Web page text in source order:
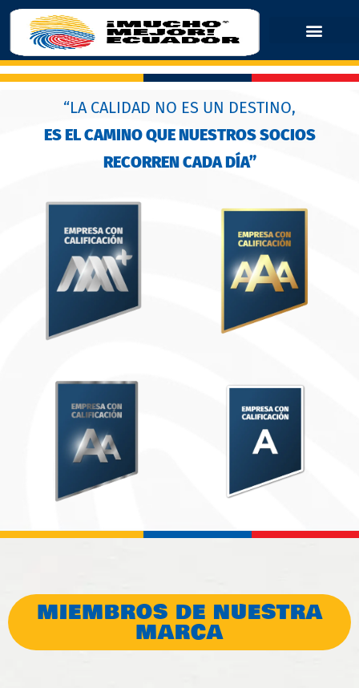
“LA CALIDAD NO ES UN DESTINO,
ES EL CAMINO QUE NUESTROS SOCIOS
RECORREN CADA DÍA”
MIEMBROS DE NUESTRA
MARCA